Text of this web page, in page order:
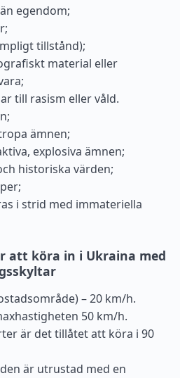
egendom;
tillstånd);
material eller
till rasism eller våld.
ämnen;
explosiva ämnen;
historiska värden;
i strid med immateriella
att köra in i Ukraina med
– 20 km/h.
50 km/h.
är det tillåtet att köra i 90
är utrustad med en